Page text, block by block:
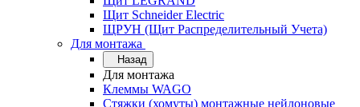
Щит Schneider Electric
ЩРУН (Щит Распределительный Учета)
Для монтажа
Назад
Для монтажа
Клеммы WAGO
Стяжки (хомуты) монтажные нейлоновые